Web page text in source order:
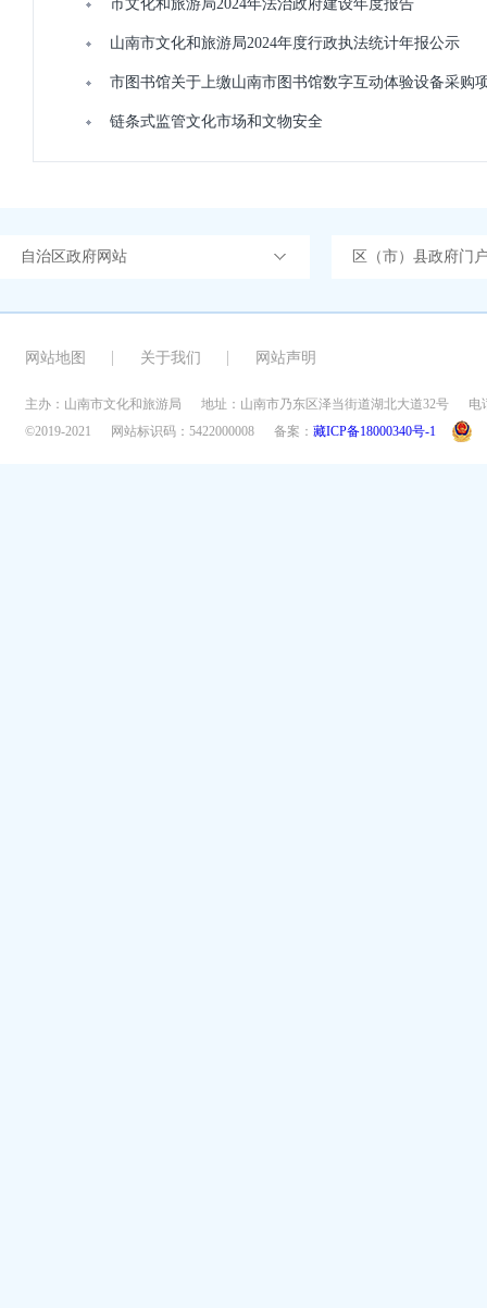
市文化和旅游局2024年法治政府建设年度报告
山南市文化和旅游局2024年度行政执法统计年报公示
市图书馆关于上缴山南市图书馆数字互动体验设备采购
链条式监管文化市场和文物安全
自治区政府网站 区（市）县政府门
网站地图 关于我们 网站声明
主办：山南市文化和旅游局 地址：山南市乃东区泽当街道湖北大道32号
电
©2019-2021
网站标识码：5422000008 备案： 藏ICP备18000340号-1